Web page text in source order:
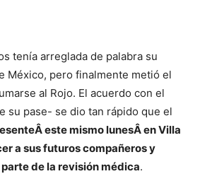
tenía arreglada de palabra su
México, pero finalmente metió el
al Rojo. El acuerdo con el
su pase- se dio tan rápido que el
este mismo lunesÂ en Villa
a sus futuros compañeros y
de la revisión médica.